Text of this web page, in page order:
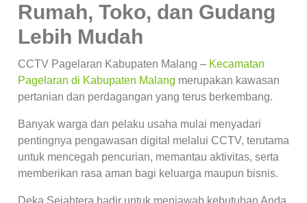
Rumah, Toko, dan Gudang
Lebih Mudah
CCTV Pagelaran Kabupaten Malang – Kecamatan
Pagelaran di Kabupaten Malang merupakan kawasan
pertanian dan perdagangan yang terus berkembang.
Banyak warga dan pelaku usaha mulai menyadari
pentingnya pengawasan digital melalui CCTV, terutama
untuk mencegah pencurian, memantau aktivitas, serta
memberikan rasa aman bagi keluarga maupun bisnis.
Deka Sejahtera hadir untuk menjawab kebutuhan Anda